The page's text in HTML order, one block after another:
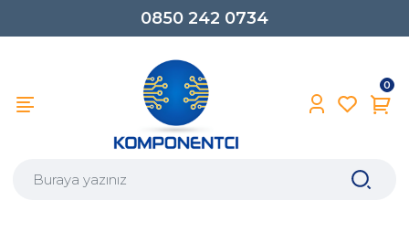
0850 242 0734
0